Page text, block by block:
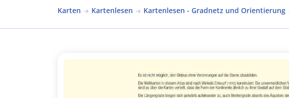
Karten Kartenlesen Kartenlesen - Gradnetz und Orientierung